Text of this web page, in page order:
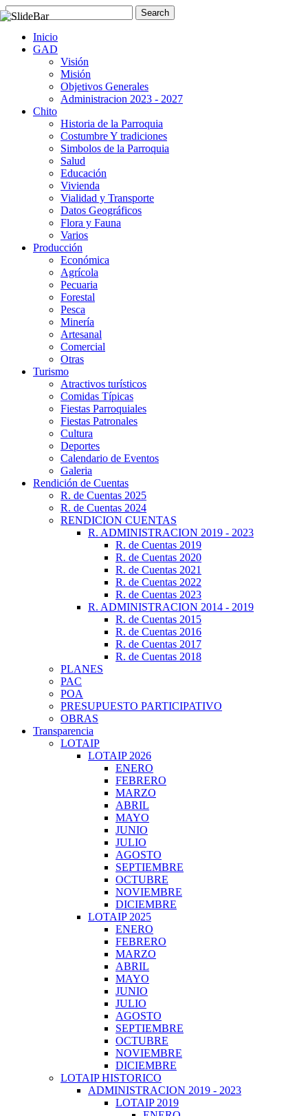
Inicio
GAD
Visión
Misión
Objetivos Generales
Administracion 2023 - 2027
Chito
Historia de la Parroquia
Costumbre Y tradiciones
Simbolos de la Parroquia
Salud
Educación
Vivienda
Vialidad y Transporte
Datos Geográficos
Flora y Fauna
Varios
Producción
Económica
Agrícola
Pecuaria
Forestal
Pesca
Minería
Artesanal
Comercial
Otras
Turismo
Atractivos turísticos
Comidas Típicas
Fiestas Parroquiales
Fiestas Patronales
Cultura
Deportes
Calendario de Eventos
Galeria
Rendición de Cuentas
R. de Cuentas 2025
R. de Cuentas 2024
RENDICION CUENTAS
R. ADMINISTRACION 2019 - 2023
R. de Cuentas 2019
R. de Cuentas 2020
R. de Cuentas 2021
R. de Cuentas 2022
R. de Cuentas 2023
R. ADMINISTRACION 2014 - 2019
R. de Cuentas 2015
R. de Cuentas 2016
R. de Cuentas 2017
R. de Cuentas 2018
PLANES
PAC
POA
PRESUPUESTO PARTICIPATIVO
OBRAS
Transparencia
LOTAIP
LOTAIP 2026
ENERO
FEBRERO
MARZO
ABRIL
MAYO
JUNIO
JULIO
AGOSTO
SEPTIEMBRE
OCTUBRE
NOVIEMBRE
DICIEMBRE
LOTAIP 2025
ENERO
FEBRERO
MARZO
ABRIL
MAYO
JUNIO
JULIO
AGOSTO
SEPTIEMBRE
OCTUBRE
NOVIEMBRE
DICIEMBRE
LOTAIP HISTORICO
ADMINISTRACION 2019 - 2023
LOTAIP 2019